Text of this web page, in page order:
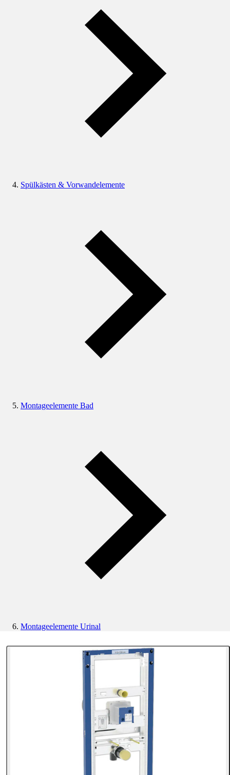
Spülkästen & Vorwandelemente
Montageelemente Bad
Montageelemente Urinal